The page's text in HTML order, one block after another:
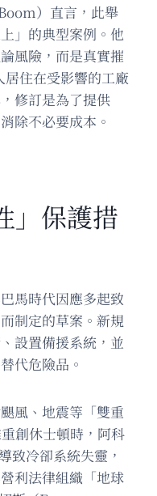
）直言，此舉
」的典型案例。他
風險，而是真實摧
住在受影響的工廠
修訂是為了提供
除不必要成本。
」保護措
馬時代因應多起致
制定的草案。新規
設置備援系統，並
代危險品。
風、地震等「雙重
創休士頓時，阿科
致冷卻系統失靈，
利法律組織「地球